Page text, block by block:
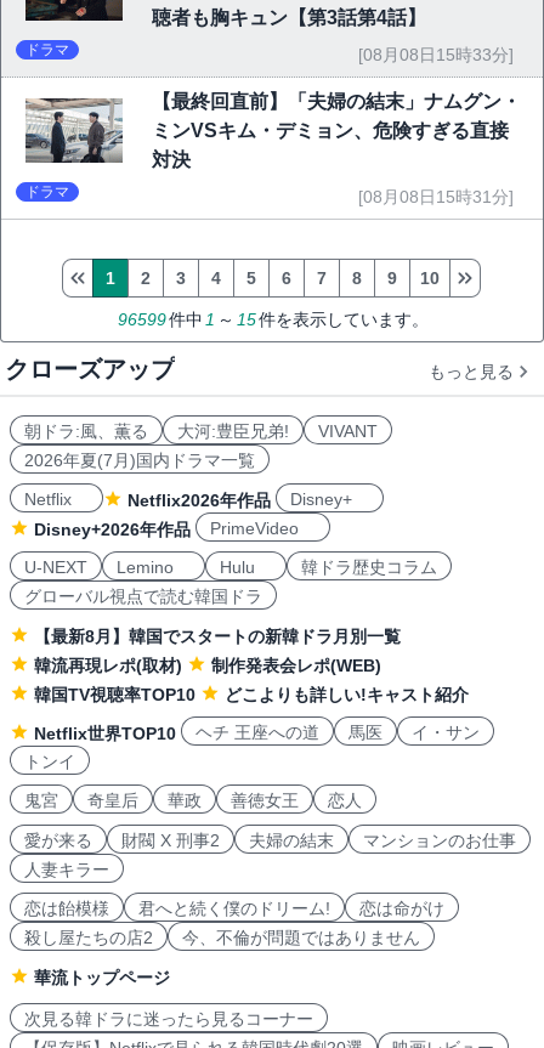
聴者も胸キュン【第3話第4話】
ドラマ [08月08日15時33分]
【最終回直前】「夫婦の結末」ナムグン・
ミンVSキム・デミョン、危険すぎる直接
対決
ドラマ [08月08日15時31分]
96599件中 1 ～ 15件を表示しています。
1 2 3 4 5 6 7 8 9 10
クローズアップ もっと見る
朝ドラ:風、薫る 大河:豊臣兄弟!
VIVANT
2026年夏(7月)国内ドラマ一覧
Netflix
Netflix2026年作品
Disney+
Disney+2026年作品
PrimeVideo
U-NEXT
Lemino Hulu
韓ドラ歴史コラム
グローバル視点で読む韓国ドラ
【最新8月】韓国でスタートの新韓ドラ月別一覧
韓流再現レポ(取材)
制作発表会レポ(WEB)
韓国TV視聴率TOP10
どこよりも詳しい!キャスト紹介
Netflix世界TOP10
ヘチ 王座への道 馬医
イ・サン
トンイ
鬼宮
奇皇后 華政 善徳女王 恋人
愛が来る 財閥 X 刑事2 夫婦の結末
マンションのお仕事
人妻キラー
恋は飴模様
君へと続く僕のドリーム!
恋は命がけ
殺し屋たちの店2
今、不倫が問題ではありません
華流トップページ
次見る韓ドラに迷ったら見るコーナー